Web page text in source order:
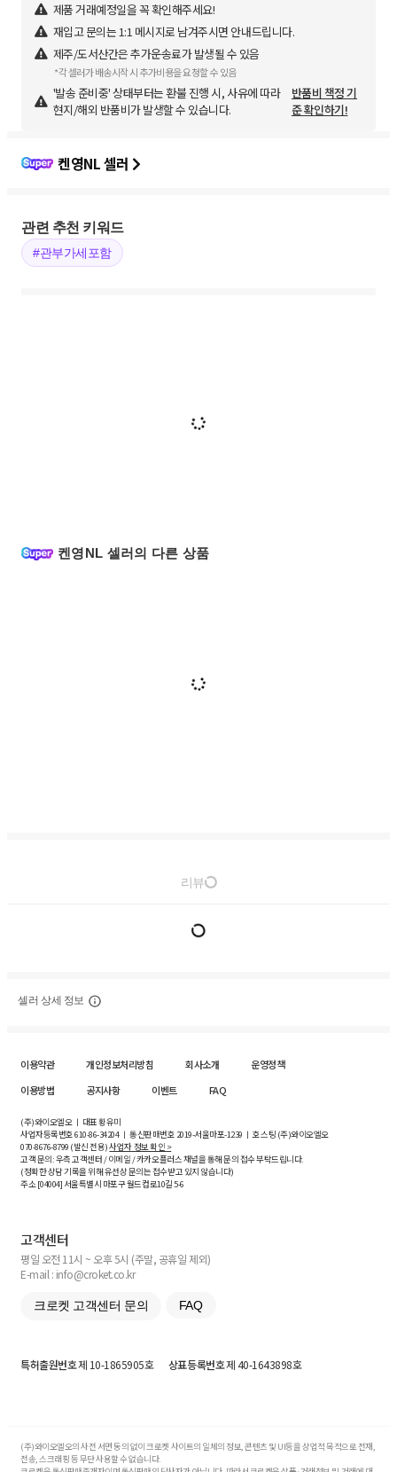
제품 거래예정일을 꼭 확인해주세요!
재입고 문의는 1:1 메시지로 남겨주시면 안내드립니다.
제주/도서산간은 추가운송료가 발생될 수 있음
*각 셀러가 배송시작 시 추가비용을 요청할 수 있음
'발송 준비중' 상태부터는 환불 진행 시, 사유에 따라
현지/해외 반품비가 발생할 수 있습니다.
반품비 책정 기
준 확인하기!
켄영NL 셀러
관련 추천 키워드
#관부가세포함
켄영NL 셀러의 다른 상품
리뷰
셀러 상세 정보
이용약관 개인정보처리방침 회사소개
운영정책
이용방법
공지사항 이벤트 FAQ
(주)와이오엘오 ㅣ 대표 황유미
사업자등록번호610-86-34204ㅣ 통신판매번호 2019-서울마포-1239 ㅣ 호스팅 (주)와이오엘오
070-8676-8799 (발신 전용)사업자 정보 확인 >
고객 문의: 우측 고객센터 / 이메일 / 카카오플러스 채널을 통해 문의 접수 부탁드립니다.
(정확한 상담 기록을 위해 유선상 문의는 접수받고 있지 않습니다)
주소 [04004] 서울특별시 마포구 월드컵로10길5-6
고객센터
평일 오전 11시 ~ 오후 5시 (주말, 공휴일 제외)
E-mail : info@croket.co.kr
크로켓 고객센터 문의 FAQ
특허출원번호제 10-1865905호 상표등록번호제 40-1643898호
(주)와이오엘오의 사전 서면 동의 없이 크로켓 사이트의 일체의 정보, 콘텐츠 및 UI등을 상업적 목적으로 전재,
전송, 스크래핑 등 무단 사용할 수 없습니다.